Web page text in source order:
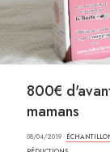
800€
mamans
08/04/2019 ·